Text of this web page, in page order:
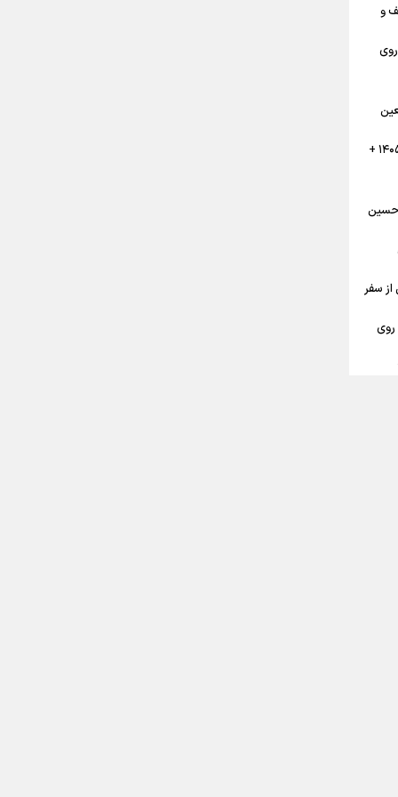
خون
تا نجف و
تقویم پیاده روی نجف به کربلا اربعین ۱۴۰۵ +
حسین
حسینی ۱۴۰۵ قبل از سفر
روی